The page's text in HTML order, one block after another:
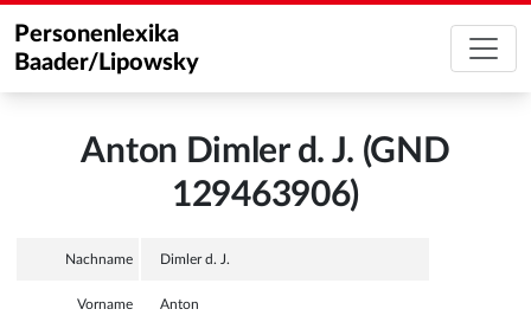
Personenlexika
Baader/Lipowsky
Anton Dimler d. J. (GND
129463906)
Nachname Dimler d. J.
Vorname Anton